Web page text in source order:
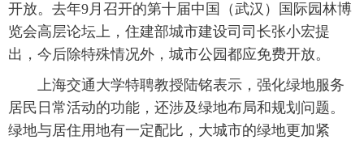
开放。去年9月召开的第十届中国（武汉）国际园林博
览会高层论坛上，住建部城市建设司司长张小宏提
出，今后除特殊情况外，城市公园都应免费开放。
上海交通大学特聘教授陆铭表示，强化绿地服务
居民日常活动的功能，还涉及绿地布局和规划问题。
绿地与居住用地有一定配比，大城市的绿地更加紧